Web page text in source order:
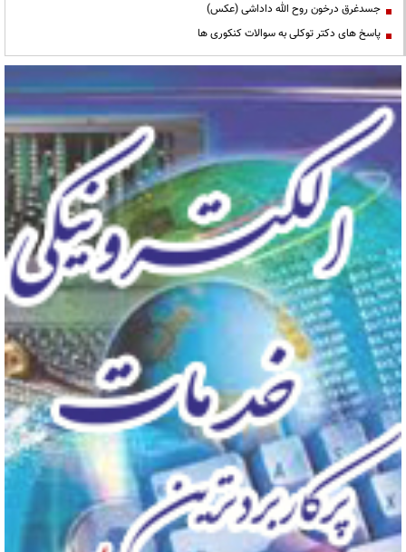
جسدغرق درخون روح الله داداشی (عکس)
پاسخ های دکتر توکلی به سوالات کنکوری ها